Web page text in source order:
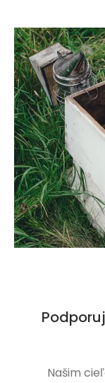
Našim